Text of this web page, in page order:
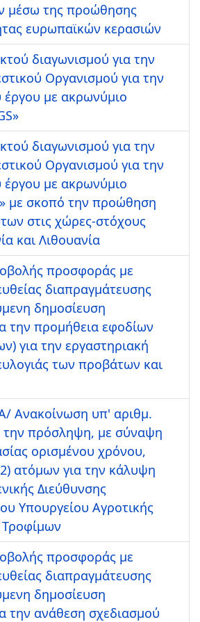
μέσω της προώθησης
ευρωπαϊκών κερασιών
διαγωνισμού για την
Οργανισμού για την
με ακρωνύμιο
διαγωνισμού για την
Οργανισμού για την
με ακρωνύμιο
με σκοπό την προώθηση
στις χώρες-στόχους
και Λιθουανία
προσφοράς με
διαπραγμάτευσης
δημοσίευση
την προμήθεια εφοδίων
για την εργαστηριακή
των προβάτων και
Ανακοίνωση υπ' αριθμ.
την πρόσληψη, με σύναψη
ορισμένου χρόνου,
ατόμων για την κάλυψη
Διεύθυνσης
Υπουργείου Αγροτικής
προσφοράς με
διαπραγμάτευσης
δημοσίευση
την ανάθεση σχεδιασμού